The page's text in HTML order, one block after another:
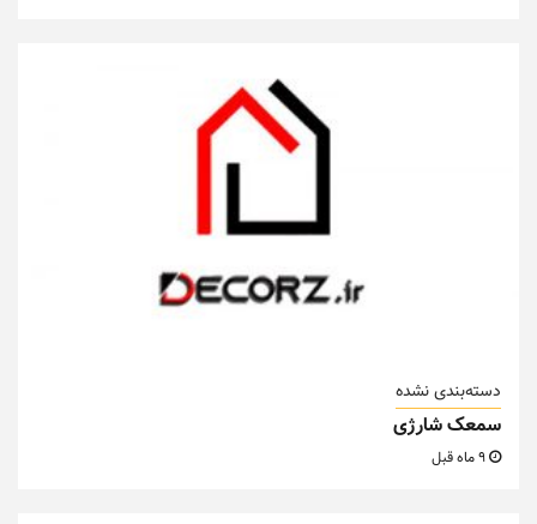
دسته‌بندی نشده
سمعک شارژی